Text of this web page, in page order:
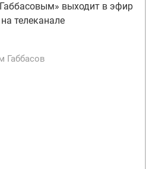
выходит в эфир
телеканале
Габбасов